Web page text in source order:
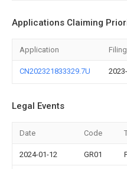
Applications Claiming
Application
CN202321833329.7U
Legal Events
Date Code
2024-01-12 GR01